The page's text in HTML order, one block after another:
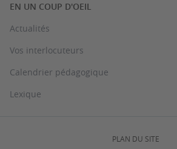
EN UN COUP D'OEIL
Actualités
Vos interlocuteurs
Calendrier pédagogique
Lexique
PLAN DU SITE